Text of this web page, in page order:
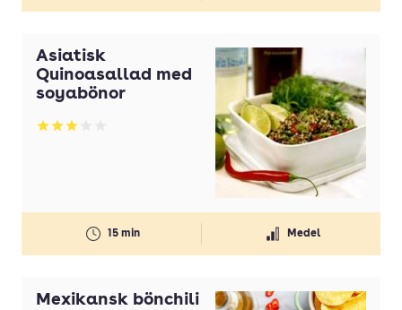
Asiatisk
Quinoasallad med
soyabönor
Betyg: 3.08 av 5
15 min Medel
Mexikansk bönchili